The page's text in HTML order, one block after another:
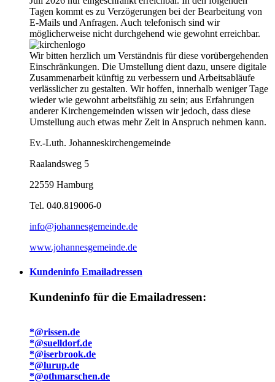
Tagen kommt es zu Verzögerungen bei der Bearbeitung von
E-Mails und Anfragen. Auch telefonisch sind wir
möglicherweise nicht durchgehend wie gewohnt erreichbar.
Wir bitten herzlich um Verständnis für diese vorübergehenden
Einschränkungen. Die Umstellung dient dazu, unsere digitale
Zusammenarbeit künftig zu verbessern und Arbeitsabläufe
verlässlicher zu gestalten. Wir hoffen, innerhalb weniger Tage
wieder wie gewohnt arbeitsfähig zu sein; aus Erfahrungen
anderer Kirchengemeinden wissen wir jedoch, dass diese
Umstellung auch etwas mehr Zeit in Anspruch nehmen kann.
Ev.-Luth. Johanneskirchengemeinde
Raalandsweg 5
22559 Hamburg
Tel. 040.819006-0
info@johannesgemeinde.de
www.johannesgemeinde.de
Kundeninfo Emailadressen
Kundeninfo für die Emailadressen:
*@rissen.de
*@suelldorf.de
*@iserbrook.de
*@lurup.de
*@othmarschen.de